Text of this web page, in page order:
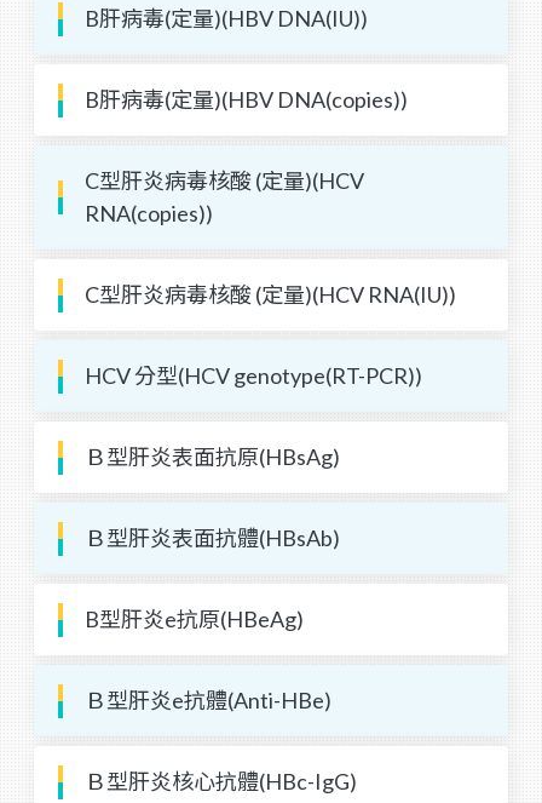
B肝病毒(定量)(HBV DNA(IU))
B肝病毒(定量)(HBV DNA(copies))
C型肝炎病毒核酸 (定量)(HCV
RNA(copies))
C型肝炎病毒核酸 (定量)(HCV RNA(IU))
HCV 分型(HCV genotype(RT-PCR))
Ｂ型肝炎表面抗原(HBsAg)
Ｂ型肝炎表面抗體(HBsAb)
B型肝炎e抗原(HBeAg)
Ｂ型肝炎e抗體(Anti-HBe)
Ｂ型肝炎核心抗體(HBc-IgG)